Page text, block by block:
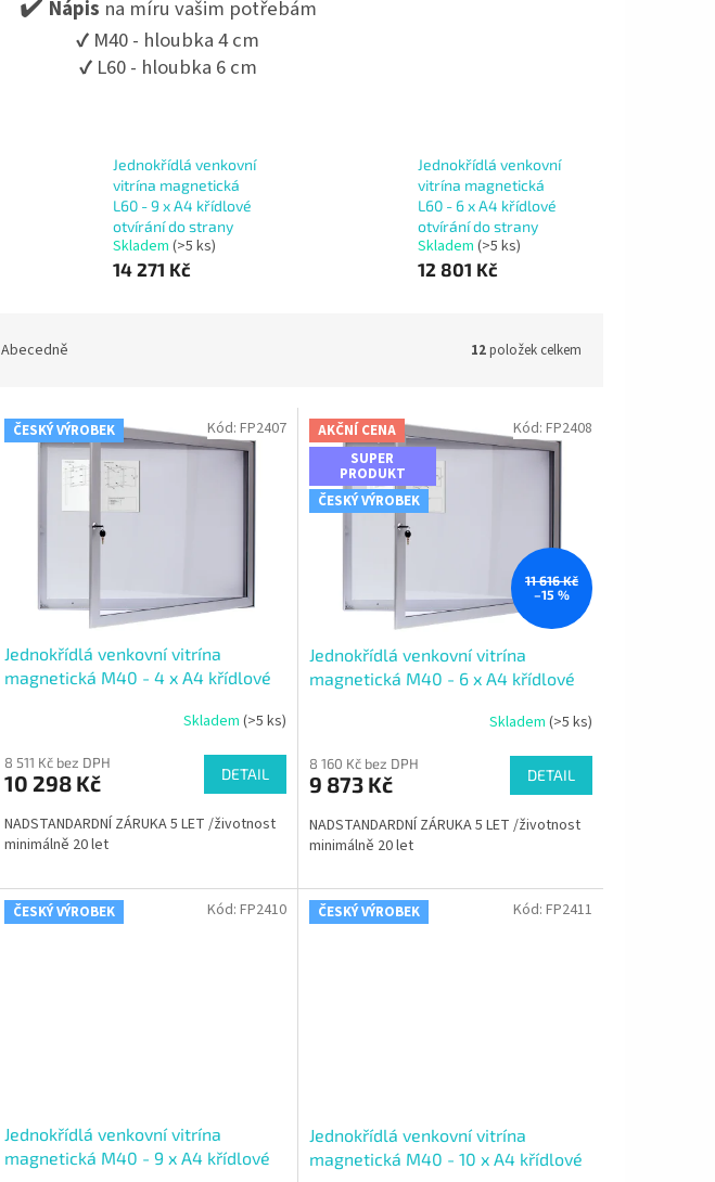
✔️ Nápis na míru vašim potřebám
✔️ M40 - hloubka 4 cm
✔️ L60 - hloubka 6 cm
Jednokřídlá venkovní
vitrína magnetická
L60 - 9 x A4 křídlové
otvírání do strany
Skladem (>5 ks)
14 271 Kč
Jednokřídlá venkovní
vitrína magnetická
L60 - 6 x A4 křídlové
otvírání do strany
Skladem (>5 ks)
12 801 Kč
Abecedně 12položek celkem
ČESKÝ VÝROBEK
Jednokřídlá venkovní vitrína
magnetická M40 - 4 x A4 křídlové
Skladem (>5 ks)
8 511 Kč bez DPH
10 298 Kč DETAIL
NADSTANDARDNÍ ZÁRUKA 5 LET /životnost
minimálně 20 let
Kód: FP2407
AKČNÍ CENA
SUPER
PRODUKT
ČESKÝ VÝROBEK
11 616 Kč
–15 %
Jednokřídlá venkovní vitrína
magnetická M40 - 6 x A4 křídlové
Skladem (>5 ks)
8 160 Kč bez DPH
9 873 Kč DETAIL
NADSTANDARDNÍ ZÁRUKA 5 LET /životnost
minimálně 20 let
Kód: FP2408
ČESKÝ VÝROBEK
Jednokřídlá venkovní vitrína
magnetická M40 - 9 x A4 křídlové
Kód: FP2410 ČESKÝ VÝROBEK
Jednokřídlá venkovní vitrína
magnetická M40 - 10 x A4 křídlové
Kód: FP2411